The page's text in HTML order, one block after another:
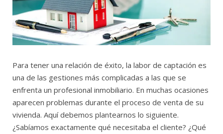
Para tener una relación de éxito, la labor de captación es
una de las gestiones más complicadas a las que se
enfrenta un profesional inmobiliario. En muchas ocasiones
aparecen problemas durante el proceso de venta de su
vivienda. Aquí debemos plantearnos lo siguiente.
¿Sabíamos exactamente qué necesitaba el cliente? ¿Qué